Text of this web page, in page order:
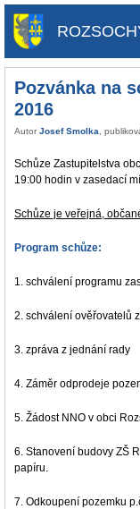
Pozvánka na
2016
Autor Josef Smolka ,
Schůze Zastupitelstva
19:00 hodin v zasedací
Schůze je veřejná,
Program schůze:
1. schválení programu
2. schválení ověřovatelů
3. zpráva z jednání rady
4. Záměr odprodeje
5. Žádost NNO v obci
6. Stanovení budovy ZŠ
papíru.
7. Odkoupení pozemku